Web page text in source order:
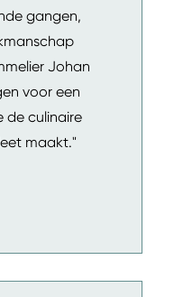
gangen,
Johan
voor een
de culinaire
maakt."